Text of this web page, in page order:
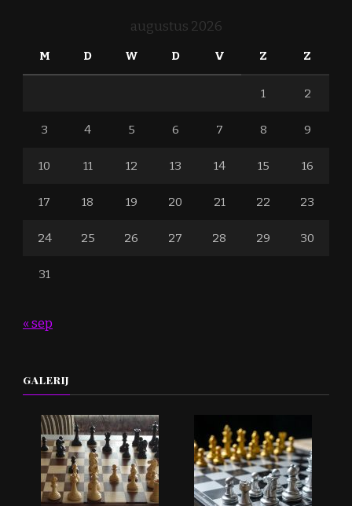
augustus 2026
M D W D V Z Z
1 2
3 4 5 6 7 8 9
10 11 12 13 14 15 16
17 18 19 20 21 22 23
24 25 26 27 28 29 30
31
« sep
GALERIJ